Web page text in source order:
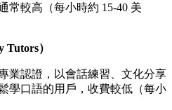
常較高（每小時約 15-40 美
）
業認證，以會話練習、文化分享
學口語的用戶，收費較低（每小